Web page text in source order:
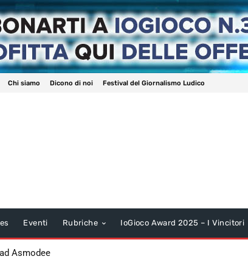
Chi siamo Dicono di noi Festival del Giornalismo Ludico
Eventi Rubriche IoGioco Award 2025 – I Vincitori
Asmodee